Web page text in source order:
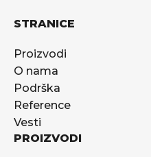
STRANICE
Proizvodi
O nama
Podrška
Reference
Vesti
PROIZVODI